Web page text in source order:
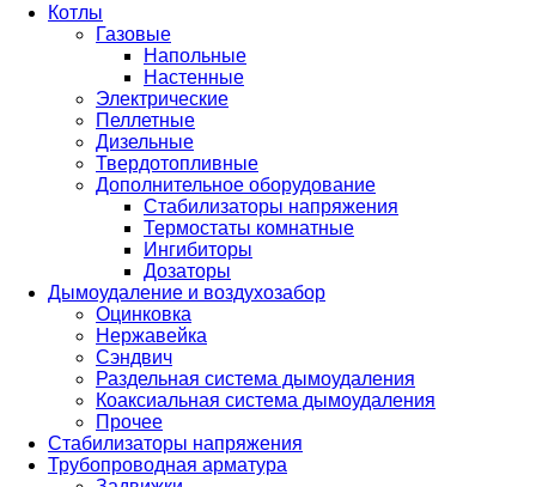
Котлы
Газовые
Напольные
Настенные
Электрические
Пеллетные
Дизельные
Твердотопливные
Дополнительное оборудование
Стабилизаторы напряжения
Термостаты комнатные
Ингибиторы
Дозаторы
Дымоудаление и воздухозабор
Оцинковка
Нержавейка
Сэндвич
Раздельная система дымоудаления
Коаксиальная система дымоудаления
Прочее
Стабилизаторы напряжения
Трубопроводная арматура